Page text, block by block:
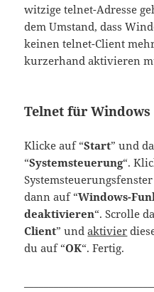
witzige telnet-Adresse
dem Umstand, dass
keinen telnet-Client
kurzerhand aktivieren
Telnet für Windows
Klicke auf “Start” und
“Systemsteuerung“.
dann auf “Windows-
deaktivieren“. Scrolle
Client” undaktivier
du auf “OK“. Fertig.